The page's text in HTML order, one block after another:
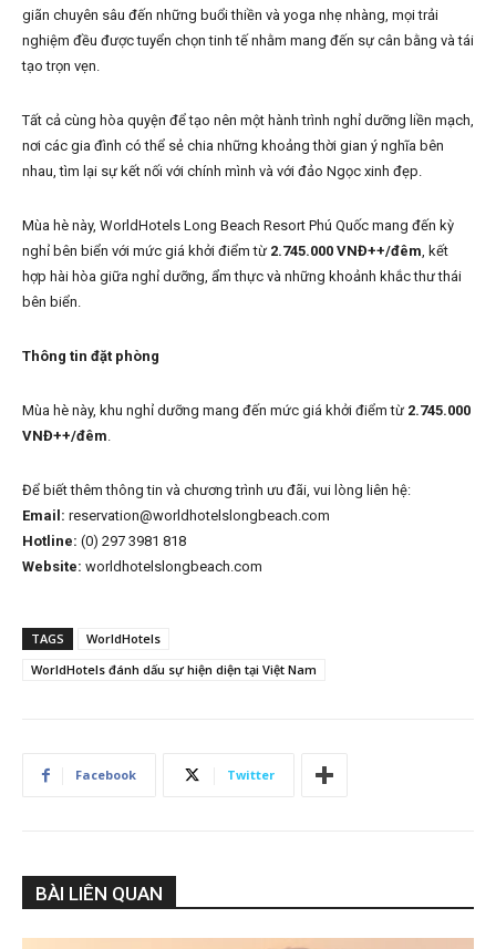
giãn chuyên sâu đến những buổi thiền và yoga nhẹ nhàng, mọi trải
nghiệm đều được tuyển chọn tinh tế nhằm mang đến sự cân bằng và tái
tạo trọn vẹn.
Tất cả cùng hòa quyện để tạo nên một hành trình nghỉ dưỡng liền mạch,
nơi các gia đình có thể sẻ chia những khoảng thời gian ý nghĩa bên
nhau, tìm lại sự kết nối với chính mình và với đảo Ngọc xinh đẹp.
Mùa hè này, WorldHotels Long Beach Resort Phú Quốc mang đến kỳ
nghỉ bên biển với mức giá khởi điểm từ 2.745.000 VNĐ++/đêm, kết
hợp hài hòa giữa nghỉ dưỡng, ẩm thực và những khoảnh khắc thư thái
bên biển.
Thông tin đặt phòng
Mùa hè này, khu nghỉ dưỡng mang đến mức giá khởi điểm từ 2.745.000
VNĐ++/đêm.
Để biết thêm thông tin và chương trình ưu đãi, vui lòng liên hệ:
Email: reservation@worldhotelslongbeach.com
Hotline: (0) 297 3981 818
Website: worldhotelslongbeach.com
TAGS
WorldHotels
WorldHotels đánh dấu sự hiện diện tại Việt Nam
Facebook Twitter
BÀI LIÊN QUAN